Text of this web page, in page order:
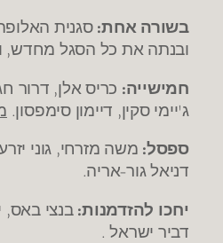
בשורה אחת:סגנית
ובנתה את כל הסגל מחדש,
חמישייה: כריס אלן, דרור
ג'יימי סקין, דיימון סימפסון.
ספסל: משה מזרחי, גוני
דניאל גור-אריה.
יחכו להזדמנות:בנצי באס,
דביר ישראל .